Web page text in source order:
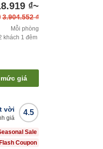
₫~
3.904.552 ₫
Mỗi phòng
khách 1 đêm
giá
4.5
vời
giá
Sale
Flash Coupon